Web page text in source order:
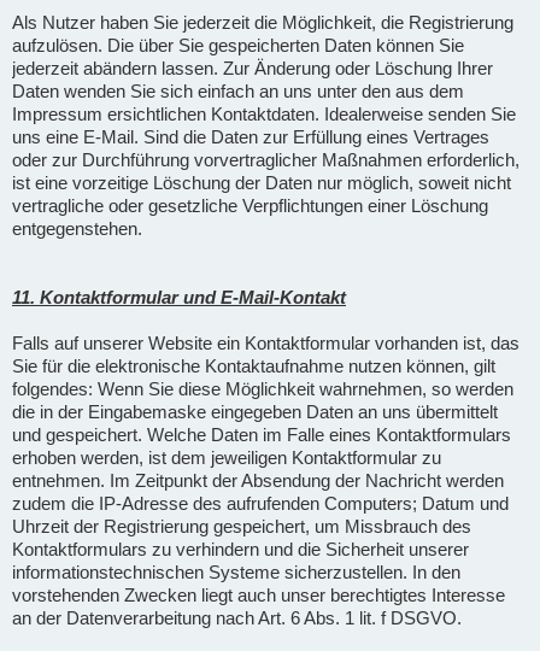
Als Nutzer haben Sie jederzeit die Möglichkeit, die Registrierung
aufzulösen. Die über Sie gespeicherten Daten können Sie
jederzeit abändern lassen. Zur Änderung oder Löschung Ihrer
Daten wenden Sie sich einfach an uns unter den aus dem
Impressum ersichtlichen Kontaktdaten. Idealerweise senden Sie
uns eine E-Mail. Sind die Daten zur Erfüllung eines Vertrages
oder zur Durchführung vorvertraglicher Maßnahmen erforderlich,
ist eine vorzeitige Löschung der Daten nur möglich, soweit nicht
vertragliche oder gesetzliche Verpflichtungen einer Löschung
entgegenstehen.
11. Kontaktformular und E-Mail-Kontakt
Falls auf unserer Website ein Kontaktformular vorhanden ist, das
Sie für die elektronische Kontaktaufnahme nutzen können, gilt
folgendes: Wenn Sie diese Möglichkeit wahrnehmen, so werden
die in der Eingabemaske eingegeben Daten an uns übermittelt
und gespeichert. Welche Daten im Falle eines Kontaktformulars
erhoben werden, ist dem jeweiligen Kontaktformular zu
entnehmen. Im Zeitpunkt der Absendung der Nachricht werden
zudem die IP-Adresse des aufrufenden Computers; Datum und
Uhrzeit der Registrierung gespeichert, um Missbrauch des
Kontaktformulars zu verhindern und die Sicherheit unserer
informationstechnischen Systeme sicherzustellen. In den
vorstehenden Zwecken liegt auch unser berechtigtes Interesse
an der Datenverarbeitung nach Art. 6 Abs. 1 lit. f DSGVO.